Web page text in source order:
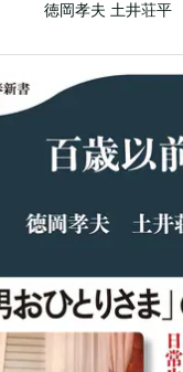
徳岡孝夫 土井荘平